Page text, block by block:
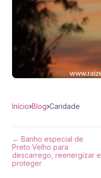
Início›Blog›Caridade
← Banho especial de
Preto Velho para
descarrego, reenergizar e
proteger